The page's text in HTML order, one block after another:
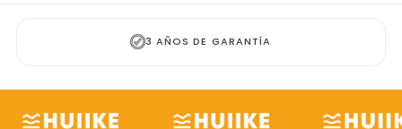
+3.000 RESEÑAS POSITIVAS